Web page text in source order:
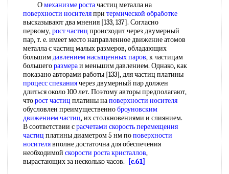
Омеханизме ростачастиц металла на
поверхности носителяпри термической обработке
высказывают два мнения [133, 137]. Согласно
первому,рост частиц происходит через двумерный
пар, т. е. имеет место направленное движение атомов
металла с частиц малых размеров, обладающих
большимдавлением насыщенных паров, к частицам
большегоразмераи меньшим давлением. Однако, как
показано авторами работы [133], для частиц платины
процесс спеканиячерез двумерный пар должен
длиться около 100 лет. Поэтому авторы предполагают,
чторост частиц платины наповерхности носителя
обусловлен преимущественноброуновским
движением частиц, их столкновениями и слиянием.
В соответствии срасчетами скоростьперемещения
частиц платины диаметром 5 нм поповерхности
носителявполне достаточна для обеспечения
необходимой скорости роста кристаллов,
вырастающих за несколько часов.
[c.61]